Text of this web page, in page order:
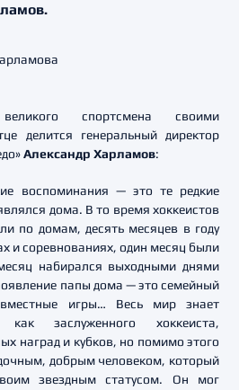
спортсмена своими
делится генеральный директор
Александр Харламов:
воспоминания — это те редкие
дома. В то время хоккеистов
по домам, десять месяцев в году
и соревнованиях, один месяц были
набирался выходными днями
папы дома — это семейный
игры… Весь мир знает
заслуженного хоккеиста,
наград и кубков, но помимо этого
добрым человеком, который
звездным статусом. Он мог